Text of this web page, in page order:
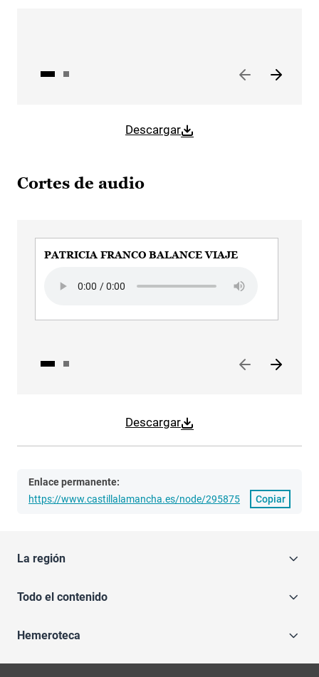
Descargar
Cortes de audio
Descargar
PATRICIA FRANCO BALANCE VIAJE
Enlace permanente:
https://www.castillalamancha.es/node/295875
Copiar
La región
Todo el contenido
Hemeroteca